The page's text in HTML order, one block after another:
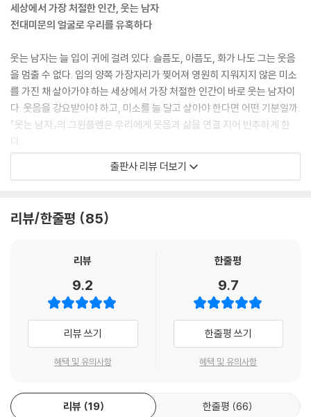
세상에서 가장 처절한 인간, 웃는 남자
전대미문의 얼굴로 우리를 유혹하다
웃는 남자는 늘 입이 귀에 걸려 있다. 슬픔도, 아픔도, 화가 나도 그는 웃음
을 멈출 수 없다. 입의 양쪽 가장자리가 찢어져 영원히 지워지지 않은 미소
를 가진 채 살아가야 하는 세상에서 가장 처절한 인간이 바로 웃는 남자이
다. 웃음을 강요받아야 하고, 미소를 늘 달고 살아야 한다면 어떤 기분일까.
『웃는 남자』의 그윈플렌은 우리에게 웃음과 삶을 연결 지어 반추하게 한
다.
이 작품의 저자 빅토르 위고는 17세기 영국에서 실제로 존재한 어린이 인
어 곁에 두는 게 유행이었다고 한다. 멀쩡한 아이들까지 귀족에게 팔아넘
다. 콤프라치코스의 만행이 만든 웃음으로 인해 그윈플렌은 평생 전대미문
겨야 하는 그윈플렌. 그는 진정으로 웃는 것이 아니다. 그의 얼굴만 웃고 있
었다. 그의 생각은 웃지 않았다.
이 얼마나 그로테스크한 웃음인가. 그럼에도 불구하고 우리는 그의 웃음에
매료되고 만다. 21세기, 그가 환생하여 곳곳의 거리에서 우리를 붙잡고 있
모든 공공기관 창구에 최선을 다해 웃고 있는 여러 그윈플렌이 있다. 힘들
고 버겁지만 벗어날 수 없는 처절한 현실을 수많은 그윈플렌은 견디고 있
출판사 리뷰 더보기
리뷰/한줄평 85
리뷰
9.2
리뷰 쓰기
혜택 및 유의사항
한줄평
9.7
한줄평 쓰기
혜택 및 유의사항
리뷰 19 한줄평 66